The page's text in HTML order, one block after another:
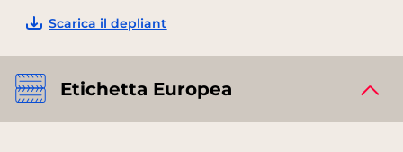
Scarica il depliant
Etichetta Europea